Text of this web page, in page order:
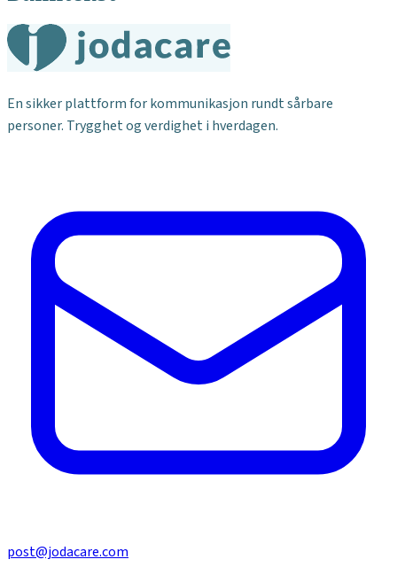
En sikker plattform for kommunikasjon rundt sårbare
personer. Trygghet og verdighet i hverdagen.
post@jodacare.com